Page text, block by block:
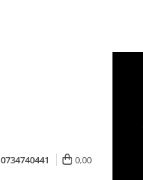
0734740441 0,00